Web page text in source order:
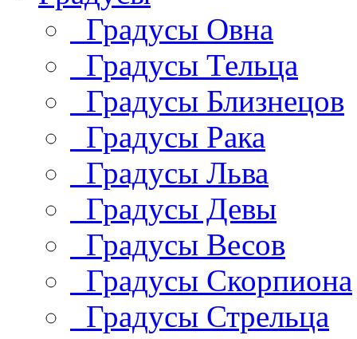
Градусы Овна
Градусы Тельца
Градусы Близнецов
Градусы Рака
Градусы Льва
Градусы Девы
Градусы Весов
Градусы Скорпиона
Градусы Стрельца